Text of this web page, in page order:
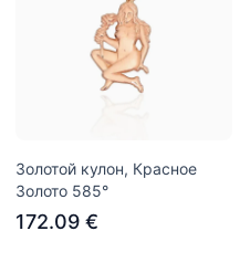
Золотой кулон, Красное
Золото 585°
172.09 €